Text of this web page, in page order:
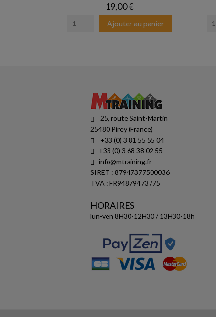
Prix
19,00 €
Ajouter au panier
25, route Saint-Martin
25480 Pirey (France)
+33 (0) 3 81 55 55 04
+33 (0) 3 68 38 02 55
info@mtraining.fr
SIRET : 87947377500036
TVA : FR94879473775
HORAIRES
lun-ven 8H30-12H30 / 13H30-18h